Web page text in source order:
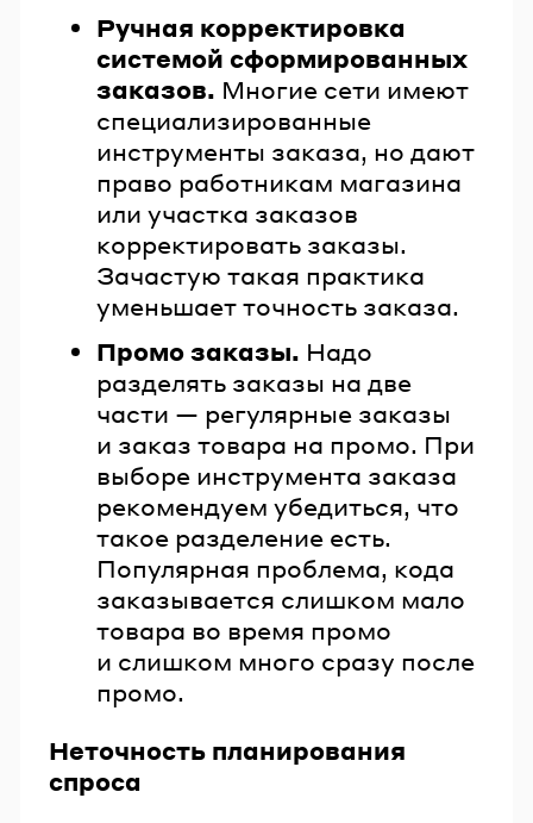
Ручная корректировка
системой сформированных
заказов. Многие сети имеют
специализированные
инструменты заказа, но дают
право работникам магазина
или участка заказов
корректировать заказы.
Зачастую такая практика
уменьшает точность заказа.
Промо заказы. Надо
разделять заказы на две
части — регулярные заказы
и заказ товара на промо. При
выборе инструмента заказа
рекомендуем убедиться, что
такое разделение есть.
Популярная проблема, кода
заказывается слишком мало
товара во время промо
и слишком много сразу после
промо.
Неточность планирования
спроса